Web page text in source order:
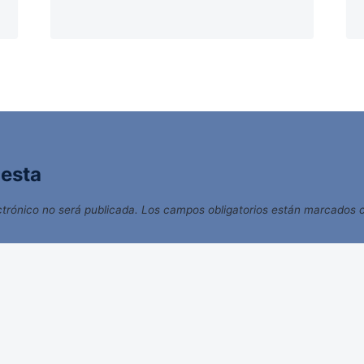
no será publicada. Los campos obligatorios están marcados